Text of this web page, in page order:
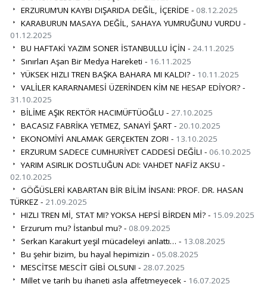
ERZURUM’UN KAYBI DIŞARIDA DEĞİL, İÇERİDE - 08.12.2025
KARABURUN MASAYA DEĞİL, SAHAYA YUMRUĞUNU VURDU -
01.12.2025
BU HAFTAKİ YAZIM SONER İSTANBULLU İÇİN - 24.11.2025
Sınırları Aşan Bir Medya Hareketi - 16.11.2025
YÜKSEK HIZLI TREN BAŞKA BAHARA MI KALDI? - 10.11.2025
VALİLER KARARNAMESİ ÜZERİNDEN KİM NE HESAP EDİYOR? -
31.10.2025
BİLİME AŞIK REKTÖR HACIMÜFTÜOĞLU - 27.10.2025
BACASIZ FABRİKA YETMEZ, SANAYİ ŞART - 20.10.2025
EKONOMİYİ ANLAMAK GERÇEKTEN ZOR! - 13.10.2025
ERZURUM SADECE CUMHURİYET CADDESİ DEĞİL! - 06.10.2025
YARIM ASIRLIK DOSTLUĞUN ADI: VAHDET NAFİZ AKSU -
02.10.2025
GÖĞÜSLERİ KABARTAN BİR BİLİM İNSANI: PROF. DR. HASAN
TÜRKEZ - 21.09.2025
HIZLI TREN Mİ, STAT MI? YOKSA HEPSİ BİRDEN Mİ? - 15.09.2025
Erzurum mu? İstanbul mu? - 08.09.2025
Serkan Karakurt yeşil mücadeleyi anlattı… - 13.08.2025
Bu şehir bizim, bu hayal hepimizin - 05.08.2025
MESCİTSE MESCİT GİBİ OLSUN! - 28.07.2025
Millet ve tarih bu ihaneti asla affetmeyecek - 16.07.2025